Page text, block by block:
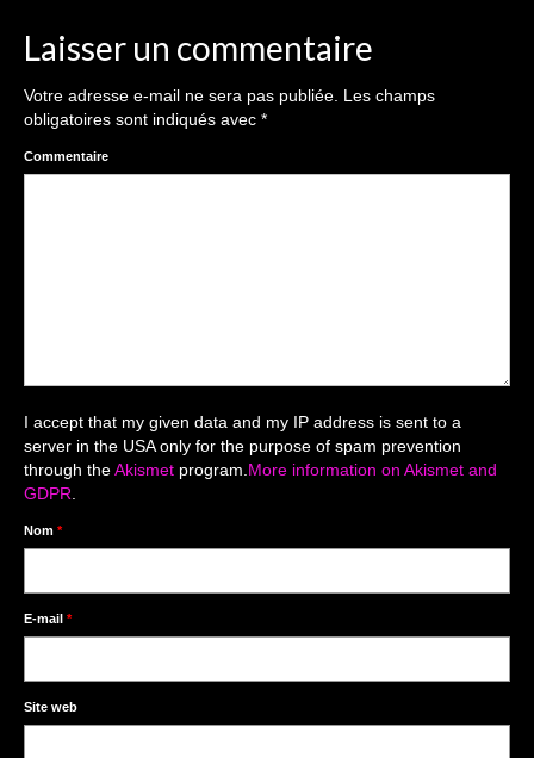
Reportages / Nature morte
Galeries Privées
séance du 25.04.26
Cartes de remerciement
Photomontages
Prestations
Contact
Décors studio / Tenues / Accessoires
Laisser un commentaire
Votre adresse e-mail ne sera pas publiée. Les champs
obligatoires sont indiqués avec *
Commentaire
I accept that my given data and my IP address is sent to a
server in the USA only for the purpose of spam prevention
through theAkismet program.More information on Akismet and
GDPR.
Nom *
E-mail *
Site web